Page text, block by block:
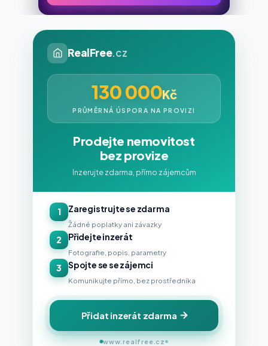
RealFree.cz
130 000Kč
PRŮMĚRNÁ ÚSPORA NA PROVIZI
Prodejte nemovitost
bez provize
Inzerujte zdarma, přímo zájemcům
1 Zaregistrujte se zdarma
Žádné poplatky ani závazky
2 Přidejte inzerát
Fotografie, popis, parametry
3 Spojte se se zájemci
Komunikujte přímo, bez prostředníka
Přidat inzerát zdarma
www.realfree.cz